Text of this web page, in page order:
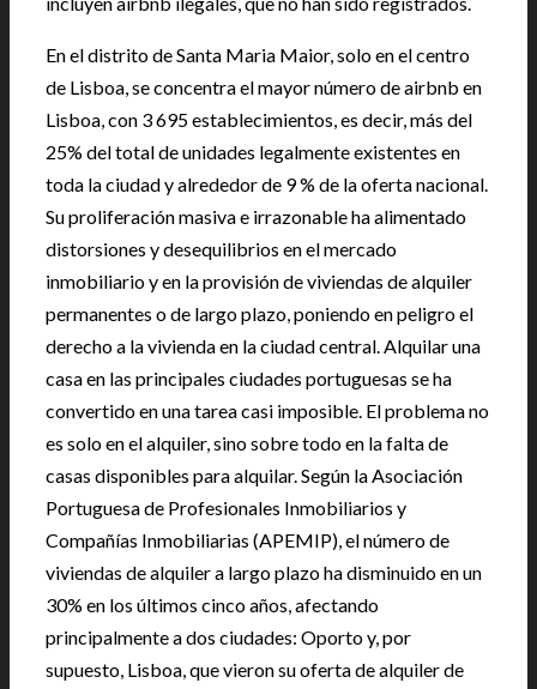
En el distrito de Santa Maria Maior, solo en el centro
de Lisboa, se concentra el mayor número de airbnb en
Lisboa, con 3 695 establecimientos, es decir, más del
25% del total de unidades legalmente existentes en
toda la ciudad y alrededor de 9 % de la oferta nacional.
Su proliferación masiva e irrazonable ha alimentado
distorsiones y desequilibrios en el mercado
inmobiliario y en la provisión de viviendas de alquiler
permanentes o de largo plazo, poniendo en peligro el
derecho a la vivienda en la ciudad central. Alquilar una
casa en las principales ciudades portuguesas se ha
convertido en una tarea casi imposible. El problema no
es solo en el alquiler, sino sobre todo en la falta de
casas disponibles para alquilar. Según la Asociación
Portuguesa de Profesionales Inmobiliarios y
Compañías Inmobiliarias (APEMIP), el número de
viviendas de alquiler a largo plazo ha disminuido en un
30% en los últimos cinco años, afectando
principalmente a dos ciudades: Oporto y, por
supuesto, Lisboa, que vieron su oferta de alquiler de